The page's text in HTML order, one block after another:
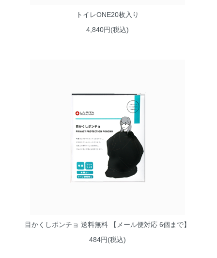
トイレONE20枚入り
4,840円(税込)
目かくしポンチョ 送料無料 【メール便対応 6個まで】
484円(税込)